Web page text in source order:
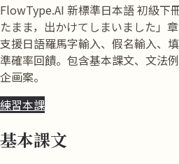
FlowType.AI 新標準日本語 初級下
たまま，出かけてしまいました」
支援日語羅馬字輸入、假名輸入、
準確率回饋。包含基本課文、文法
企画案。
練習本課
基本課文